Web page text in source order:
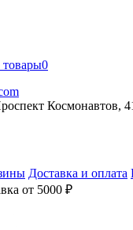
0
Космонавтов,
Доставка и оплата
от 5000 ₽